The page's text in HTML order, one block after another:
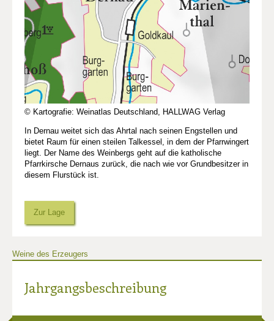
© Kartografie: Weinatlas Deutschland, HALLWAG Verlag
In Dernau weitet sich das Ahrtal nach seinen Engstellen und
bietet Raum für einen steilen Talkessel, in dem der Pfarrwingert
liegt. Der Name des Weinbergs geht auf die katholische
Pfarrkirsche Dernaus zurück, die nach wie vor Grundbesitzer in
diesem Flurstück ist.
Zur Lage
Weine des Erzeugers
Jahrgangsbeschreibung